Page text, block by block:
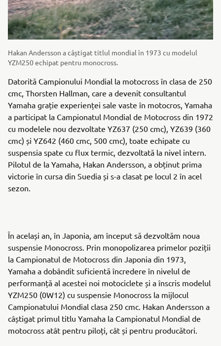
Hakan Andersson a câștigat titlul mondial în 1973 cu modelul
YZM250 echipat pentru monocross.
Datorită Campionului Mondial la motocross în clasa de 250
cmc, Thorsten Hallman, care a devenit consultantul
Yamaha grație experienței sale vaste în motocros, Yamaha
a participat la Campionatul Mondial de Motocross din 1972
cu modelele nou dezvoltate YZ637 (250 cmc), YZ639 (360
cmc) și YZ642 (460 cmc, 500 cmc), toate echipate cu
suspensia spate cu flux termic, dezvoltată la nivel intern.
Pilotul de la Yamaha, Hakan Andersson, a obținut prima
victorie în cursa din Suedia și s-a clasat pe locul 2 în acel
sezon.
În același an, în Japonia, am început să dezvoltăm noua
suspensie Monocross. Prin monopolizarea primelor poziții
la Campionatul de Motocross din Japonia din 1973,
Yamaha a dobândit suficientă încredere în nivelul de
performanță al acestei noi motociclete și a înscris modelul
YZM250 (0W12) cu suspensie Monocross la mijlocul
Campionatului Mondial clasa 250 cmc. Hakan Andersson a
câștigat primul titlu Yamaha la Campionatul Mondial de
motocross atât pentru piloți, cât și pentru producători.